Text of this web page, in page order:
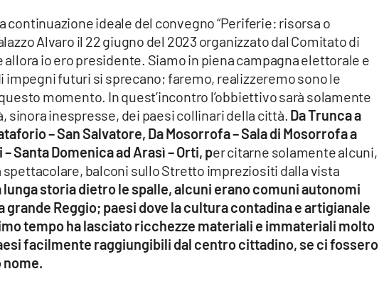
continuazione ideale del convegno “Periferie: risorsa o
Alvaro il 22 giugno del 2023 organizzato dal Comitato di
io ero presidente. Siamo in piena campagna elettorale e
impegni futuri si sprecano; faremo, realizzeremo sono le
momento. In quest’incontro l’obbiettivo sarà solamente
sinora inespresse, dei paesi collinari della città. Da Trunca a
– San Salvatore, Da Mosorrofa – Sala di Mosorrofa a
Santa Domenica ad Arasì – Orti, per citarne solamente alcuni,
spettacolare, balconi sullo Stretto impreziositi dalla vista
lunga storia dietro le spalle, alcuni erano comuni autonomi
Reggio; paesi dove la cultura contadina e artigianale
tempo ha lasciato ricchezze materiali e immateriali molto
facilmente raggiungibili dal centro cittadino, se ci fossero
nome.